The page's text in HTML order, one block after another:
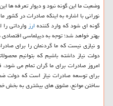
وضعیت ما این گونه نبود و دیوار تعرفه ها
نورانی با اشاره به اینكه صادرات در كشور
گونه ای شود كه وارد كنندهارزوارداتی
بهتر خواهد شد؛ توجه به دیپلماسی
و نیازی نیست كه ما گردنمان را برای
دولت نیاز داشته باشیم كه بتوانیم
امروز صادرات برای ما گران تمام می
برای توسعه صادرات نیاز است كه دولت
ساختن موانع، مشوق های بیشتری به بخش